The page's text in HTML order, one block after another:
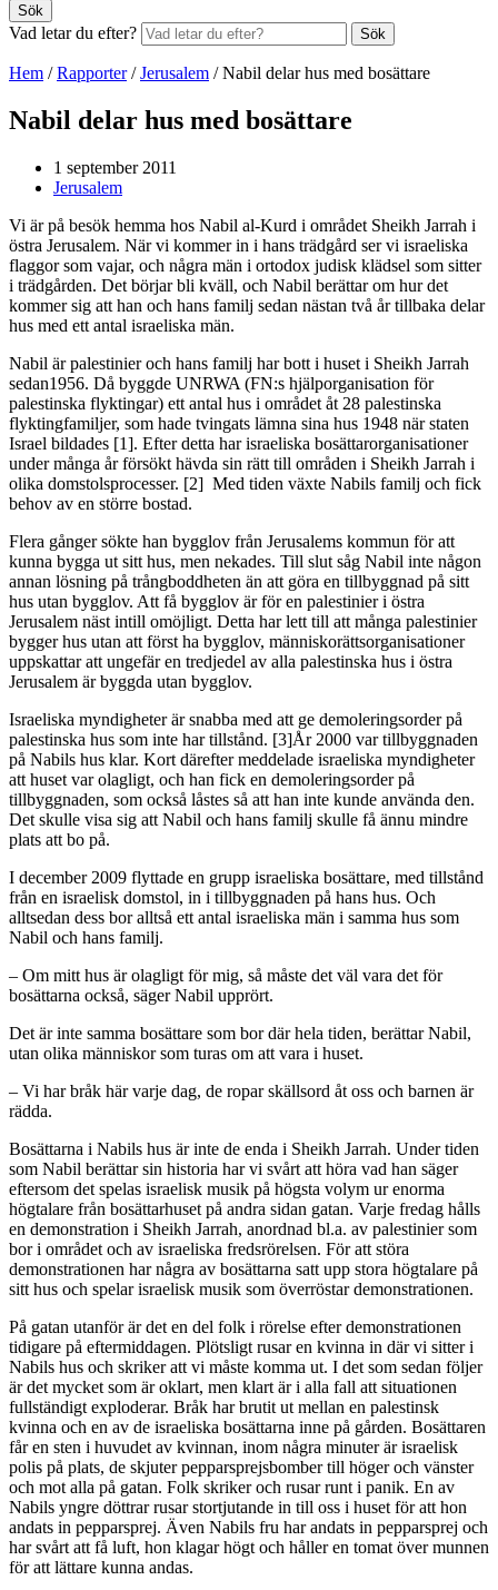
Sök
Vad letar du efter? Sök
Hem /Rapporter/Jerusalem /Nabil delar hus med bosättare
Nabil delar hus med bosättare
1 september 2011
Jerusalem
Vi är på besök hemma hos Nabil al-Kurd i området Sheikh Jarrah i
östra Jerusalem. När vi kommer in i hans trädgård ser vi israeliska
flaggor som vajar, och några män i ortodox judisk klädsel som sitter
i trädgården. Det börjar bli kväll, och Nabil berättar om hur det
kommer sig att han och hans familj sedan nästan två år tillbaka delar
hus med ett antal israeliska män.
Nabil är palestinier och hans familj har bott i huset i Sheikh Jarrah
sedan1956. Då byggde UNRWA (FN:s hjälporganisation för
palestinska flyktingar) ett antal hus i området åt 28 palestinska
flyktingfamiljer, som hade tvingats lämna sina hus 1948 när staten
Israel bildades [1]. Efter detta har israeliska bosättarorganisationer
under många år försökt hävda sin rätt till områden i Sheikh Jarrah i
olika domstolsprocesser. [2] Med tiden växte Nabils familj och fick
behov av en större bostad.
Flera gånger sökte han bygglov från Jerusalems kommun för att
kunna bygga ut sitt hus, men nekades. Till slut såg Nabil inte någon
annan lösning på trångboddheten än att göra en tillbyggnad på sitt
hus utan bygglov. Att få bygglov är för en palestinier i östra
Jerusalem näst intill omöjligt. Detta har lett till att många palestinier
bygger hus utan att först ha bygglov, människorättsorganisationer
uppskattar att ungefär en tredjedel av alla palestinska hus i östra
Jerusalem är byggda utan bygglov.
Israeliska myndigheter är snabba med att ge demoleringsorder på
palestinska hus som inte har tillstånd. [3]År 2000 var tillbyggnaden
på Nabils hus klar. Kort därefter meddelade israeliska myndigheter
att huset var olagligt, och han fick en demoleringsorder på
tillbyggnaden, som också låstes så att han inte kunde använda den.
Det skulle visa sig att Nabil och hans familj skulle få ännu mindre
plats att bo på.
I december 2009 flyttade en grupp israeliska bosättare, med tillstånd
från en israelisk domstol, in i tillbyggnaden på hans hus. Och
alltsedan dess bor alltså ett antal israeliska män i samma hus som
Nabil och hans familj.
– Om mitt hus är olagligt för mig, så måste det väl vara det för
bosättarna också, säger Nabil upprört.
Det är inte samma bosättare som bor där hela tiden, berättar Nabil,
utan olika människor som turas om att vara i huset.
– Vi har bråk här varje dag, de ropar skällsord åt oss och barnen är
rädda.
Bosättarna i Nabils hus är inte de enda i Sheikh Jarrah. Under tiden
som Nabil berättar sin historia har vi svårt att höra vad han säger
eftersom det spelas israelisk musik på högsta volym ur enorma
högtalare från bosättarhuset på andra sidan gatan. Varje fredag hålls
en demonstration i Sheikh Jarrah, anordnad bl.a. av palestinier som
bor i området och av israeliska fredsrörelsen. För att störa
demonstrationen har några av bosättarna satt upp stora högtalare på
sitt hus och spelar israelisk musik som överröstar demonstrationen.
På gatan utanför är det en del folk i rörelse efter demonstrationen
tidigare på eftermiddagen. Plötsligt rusar en kvinna in där vi sitter i
Nabils hus och skriker att vi måste komma ut. I det som sedan följer
är det mycket som är oklart, men klart är i alla fall att situationen
fullständigt exploderar. Bråk har brutit ut mellan en palestinsk
kvinna och en av de israeliska bosättarna inne på gården. Bosättaren
får en sten i huvudet av kvinnan, inom några minuter är israelisk
polis på plats, de skjuter pepparsprejsbomber till höger och vänster
och mot alla på gatan. Folk skriker och rusar runt i panik. En av
Nabils yngre döttrar rusar stortjutande in till oss i huset för att hon
andats in pepparsprej. Även Nabils fru har andats in pepparsprej och
har svårt att få luft, hon klagar högt och håller en tomat över munnen
för att lättare kunna andas.